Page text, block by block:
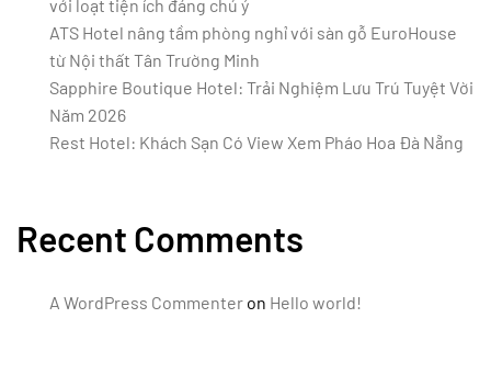
với loạt tiện ích đáng chú ý
ATS Hotel nâng tầm phòng nghỉ với sàn gỗ EuroHouse
từ Nội thất Tân Trường Minh
Sapphire Boutique Hotel: Trải Nghiệm Lưu Trú Tuyệt Vời
Năm 2026
Rest Hotel: Khách Sạn Có View Xem Pháo Hoa Đà Nẵng
Recent Comments
A WordPress Commenter on Hello world!